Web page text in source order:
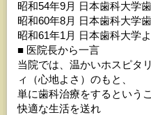
昭和54年9月 日本歯科大学
昭和60年8月 日本歯科大学
昭和61年1月 日本歯科大学
■ 医院長から一言
当院では、温かいホスピタ
ィ（心地よさ）のもと、
単に歯科治療をするという
快適な生活を送れ